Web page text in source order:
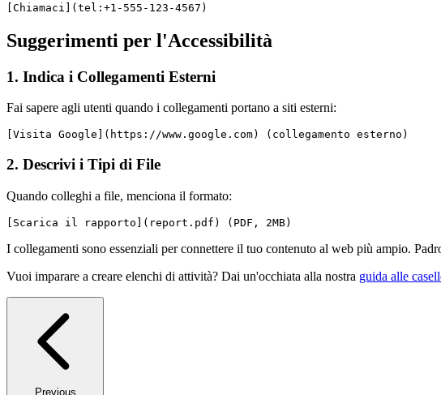
[Chiamaci](tel:+1-555-123-4567)
Suggerimenti per l'Accessibilità
1. Indica i Collegamenti Esterni
Fai sapere agli utenti quando i collegamenti portano a siti esterni:
[Visita Google](https://www.google.com) (collegamento esterno)
2. Descrivi i Tipi di File
Quando colleghi a file, menciona il formato:
[Scarica il rapporto](report.pdf) (PDF, 2MB)
I collegamenti sono essenziali per connettere il tuo contenuto al web più ampio.
Vuoi imparare a creare elenchi di attività? Dai un'occhiata alla nostra guida alle
Previous